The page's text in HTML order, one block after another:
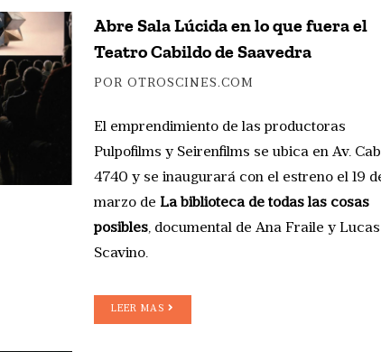
Abre Sala Lúcida en lo que fuera el
Teatro Cabildo de Saavedra
POR OTROSCINES.COM
El emprendimiento de las productoras
Pulpofilms y Seirenfilms se ubica en Av.
4740 y se inaugurará con el estreno el 19
marzo de La biblioteca de todas las cosas
posibles, documental de Ana Fraile y Lucas
Scavino.
LEER MAS